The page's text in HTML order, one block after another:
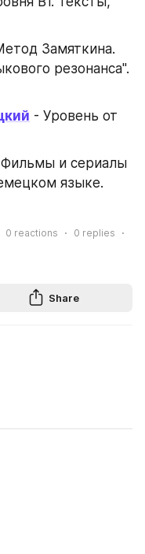
Замяткина.
резонанса".
- Уровень от
и сериалы
языке.
0 reactions 0 replies
Share